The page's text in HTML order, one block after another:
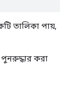
তালিকা পায়,
করা